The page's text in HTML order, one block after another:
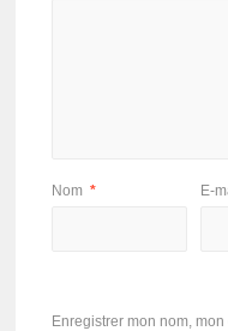
Nom * E-
Enregistrer mon nom,